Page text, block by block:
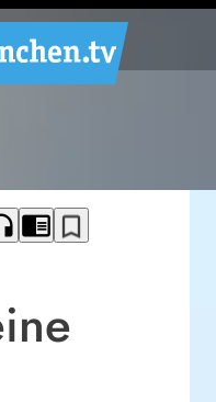
chrome_reader_mode bookmark_border